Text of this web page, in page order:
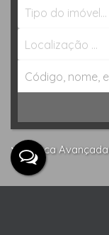
Tipo do imóvel...
Localização ...
Busca Avançada